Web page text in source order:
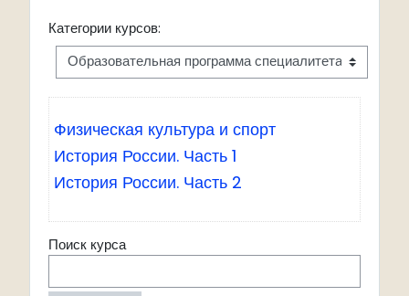
Категории курсов:
Физическая культура и спорт
История России. Часть 1
История России. Часть 2
Поиск курса